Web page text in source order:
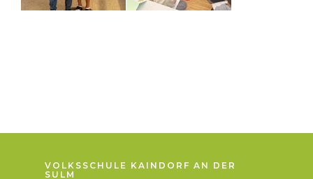
VOLKSSCHULE KAINDORF AN DER
SULM